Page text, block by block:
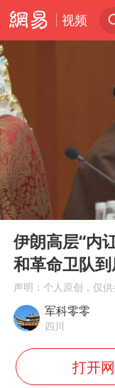
视频
Play
00:00
伊朗高层“内
和革命卫队
声明：个人原创，仅
军科零零
四川
打开